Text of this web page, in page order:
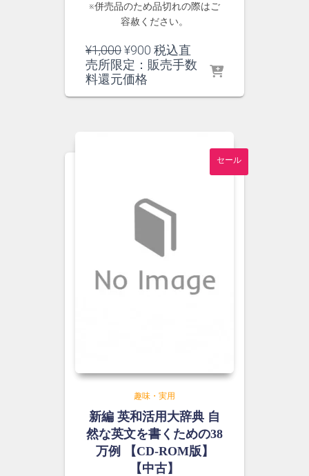
※併売品のため品切れの際はご
容赦ください。
¥1,000元
の
価
¥900 現
在
税込直
売所限定：販売手数
料還元価格
セール
趣味・実用
新編 英和活用大辞典 自
然な英文を書くための38
万例 【CD-ROM版】
【中古】